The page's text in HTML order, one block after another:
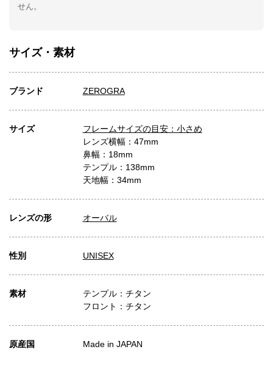
せん。
サイズ・素材
ブランド ZEROGRA
サイズ
フレームサイズの目安：小さめ
レンズ横幅：47mm
鼻幅：18mm
テンプル：138mm
天地幅：34mm
レンズの形 オーバル
性別 UNISEX
素材
テンプル：チタン
フロント：チタン
原産国 Made in JAPAN